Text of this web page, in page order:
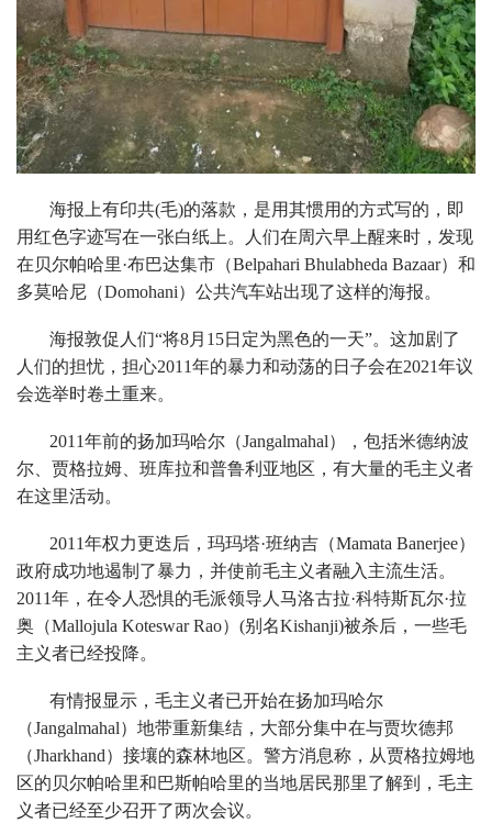
海报上有印共(毛)的落款，是用其惯用的方式写的，即
用红色字迹写在一张白纸上。人们在周六早上醒来时，发现
在贝尔帕哈里·布巴达集市（Belpahari Bhulabheda Bazaar）和
多莫哈尼（Domohani）公共汽车站出现了这样的海报。
海报敦促人们“将8月15日定为黑色的一天”。这加剧了
人们的担忧，担心2011年的暴力和动荡的日子会在2021年议
会选举时卷土重来。
2011年前的扬加玛哈尔（Jangalmahal），包括米德纳波
尔、贾格拉姆、班库拉和普鲁利亚地区，有大量的毛主义者
在这里活动。
2011年权力更迭后，玛玛塔·班纳吉（Mamata Banerjee）
政府成功地遏制了暴力，并使前毛主义者融入主流生活。
2011年，在令人恐惧的毛派领导人马洛古拉·科特斯瓦尔·拉
奥（Mallojula Koteswar Rao）(别名Kishanji)被杀后，一些毛
主义者已经投降。
有情报显示，毛主义者已开始在扬加玛哈尔
（Jangalmahal）地带重新集结，大部分集中在与贾坎德邦
（Jharkhand）接壤的森林地区。警方消息称，从贾格拉姆地
区的贝尔帕哈里和巴斯帕哈里的当地居民那里了解到，毛主
义者已经至少召开了两次会议。